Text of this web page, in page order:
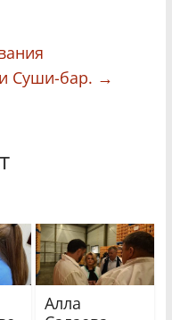
Суши-бар. →
Алла